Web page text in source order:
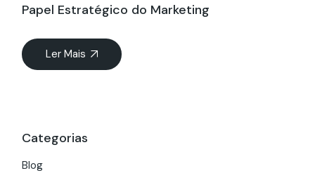
Papel Estratégico do Marketing
Ler Mais
Categorias
Blog